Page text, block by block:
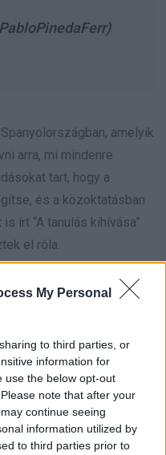
My Personal
to third parties, or
information for
use the below opt-out
note that after your
continue seeing
information utilized by
to third parties prior to
amelyik
arra, mi mindenre
tart, hogy a
és a közoktatásban
írt “A tanulás kihívása”
el róla.
en
Tlgn31qfAK